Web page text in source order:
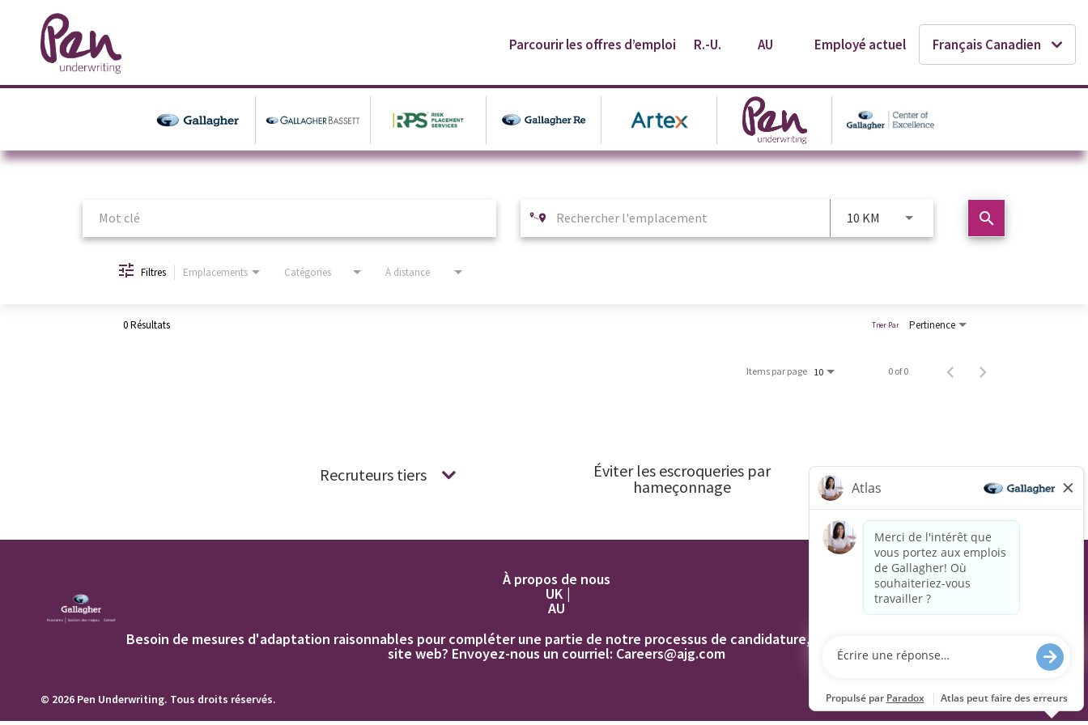
Parcourir les offres d’emploi R.-U. AU Employé actuel Français Canadien
Job Search Page
10 KM search
Filtres Emplacements Catégories À distance
0 Résultats Pertinence
Trier Par
Items par page 10 0 of 0
Recruteurs tiers
Éviter les escroqueries par
hameçonnage
À propos de nous
UK
AU
Besoin de mesures d'adaptation raisonnables pour compléter une partie de notre processus de candidature, y compris l'utilisation de ce
site web? Envoyez-nous un courriel: Careers@ajg.com
U.
© 2026 Pen Underwriting. Tous droits réservés.